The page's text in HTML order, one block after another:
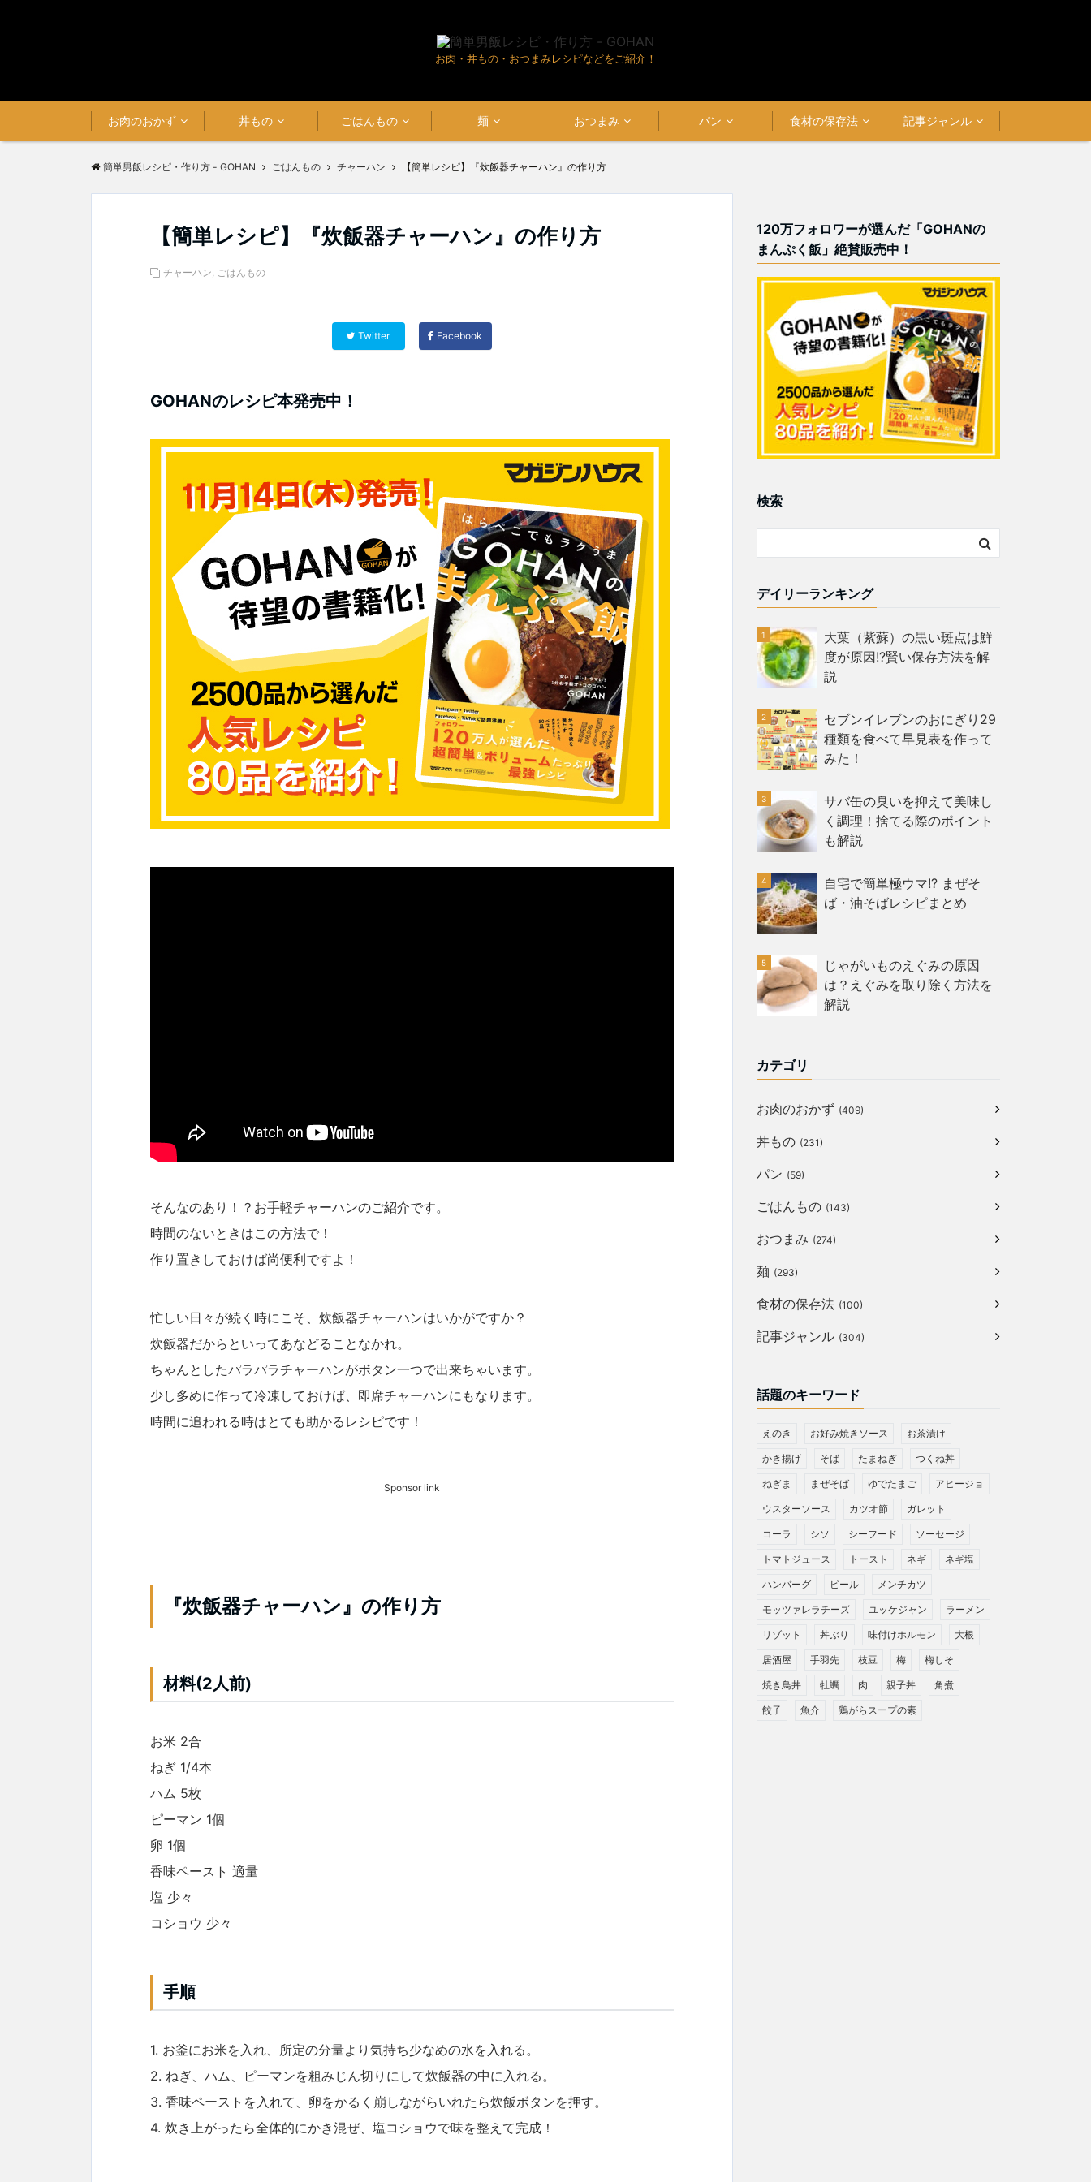
お肉・丼もの・おつまみレシピなどをご紹介！
お肉のおかず 丼もの ごはんもの 麺 おつまみ パン 食材の保存法 記事ジャンル
簡単男飯レシピ・作り方 - GOHAN ごはんもの チャーハン 【簡単レシピ】『炊飯器チャーハン』の作り方
【簡単レシピ】『炊飯器チャーハン』の作り方
チャーハン, ごはんもの
Twitter Facebook
GOHANのレシピ本発売中！
そんなのあり！？お手軽チャーハンのご紹介です。
時間のないときはこの方法で！
作り置きしておけば尚便利ですよ！
忙しい日々が続く時にこそ、炊飯器チャーハンはいかがですか？
炊飯器だからといってあなどることなかれ。
ちゃんとしたパラパラチャーハンがボタン一つで出来ちゃいます。
少し多めに作って冷凍しておけば、即席チャーハンにもなります。
時間に追われる時はとても助かるレシピです！
Sponsor link
『炊飯器チャーハン』の作り方
材料(2人前)
お米 2合
ねぎ 1/4本
ハム 5枚
ピーマン 1個
卵 1個
香味ペースト 適量
塩 少々
コショウ 少々
手順
1. お釜にお米を入れ、所定の分量より気持ち少なめの水を入れる。
2. ねぎ、ハム、ピーマンを粗みじん切りにして炊飯器の中に入れる。
3. 香味ペーストを入れて、卵をかるく崩しながらいれたら炊飯ボタンを押す。
4. 炊き上がったら全体的にかき混ぜ、塩コショウで味を整えて完成！
120万フォロワーが選んだ「GOHANの
まんぷく飯」絶賛販売中！
検索
デイリーランキング
大葉（紫蘇）の黒い斑点は鮮
度が原因!?賢い保存方法を解
説
セブンイレブンのおにぎり29
種類を食べて早見表を作って
みた！
サバ缶の臭いを抑えて美味し
く調理！捨てる際のポイント
も解説
自宅で簡単極ウマ!? まぜそ
ば・油そばレシピまとめ
じゃがいものえぐみの原因
は？えぐみを取り除く方法を
解説
カテゴリ
お肉のおかず (409)
丼もの (231)
パン (59)
ごはんもの (143)
おつまみ (274)
麺 (293)
食材の保存法 (100)
記事ジャンル (304)
話題のキーワード
えのき お好み焼きソース お茶漬け
かき揚げ そば たまねぎ つくね丼
ねぎま まぜそば ゆでたまご アヒージョ
ウスターソース カツオ節 ガレット
コーラ シソ シーフード ソーセージ
トマトジュース トースト ネギ ネギ塩
ハンバーグ ビール メンチカツ
モッツァレラチーズ ユッケジャン ラーメン
リゾット 丼ぶり 味付けホルモン 大根
居酒屋 手羽先 枝豆 梅 梅しそ
焼き鳥丼 牡蠣 肉 親子丼 角煮
餃子 魚介 鶏がらスープの素